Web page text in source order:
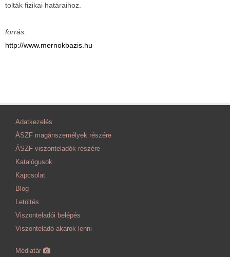
tolták fizikai határaihoz.
forrás:
http://www.mernokbazis.hu
Adatkezelés
ÁSZF magánszemélyek részére
ÁSZF viszonteladók részére
Katalógusok
Kapcsolat
Blog
Letöltés
Viszonteladói belépés
Viszonteladó akarok lenni
Médiatár